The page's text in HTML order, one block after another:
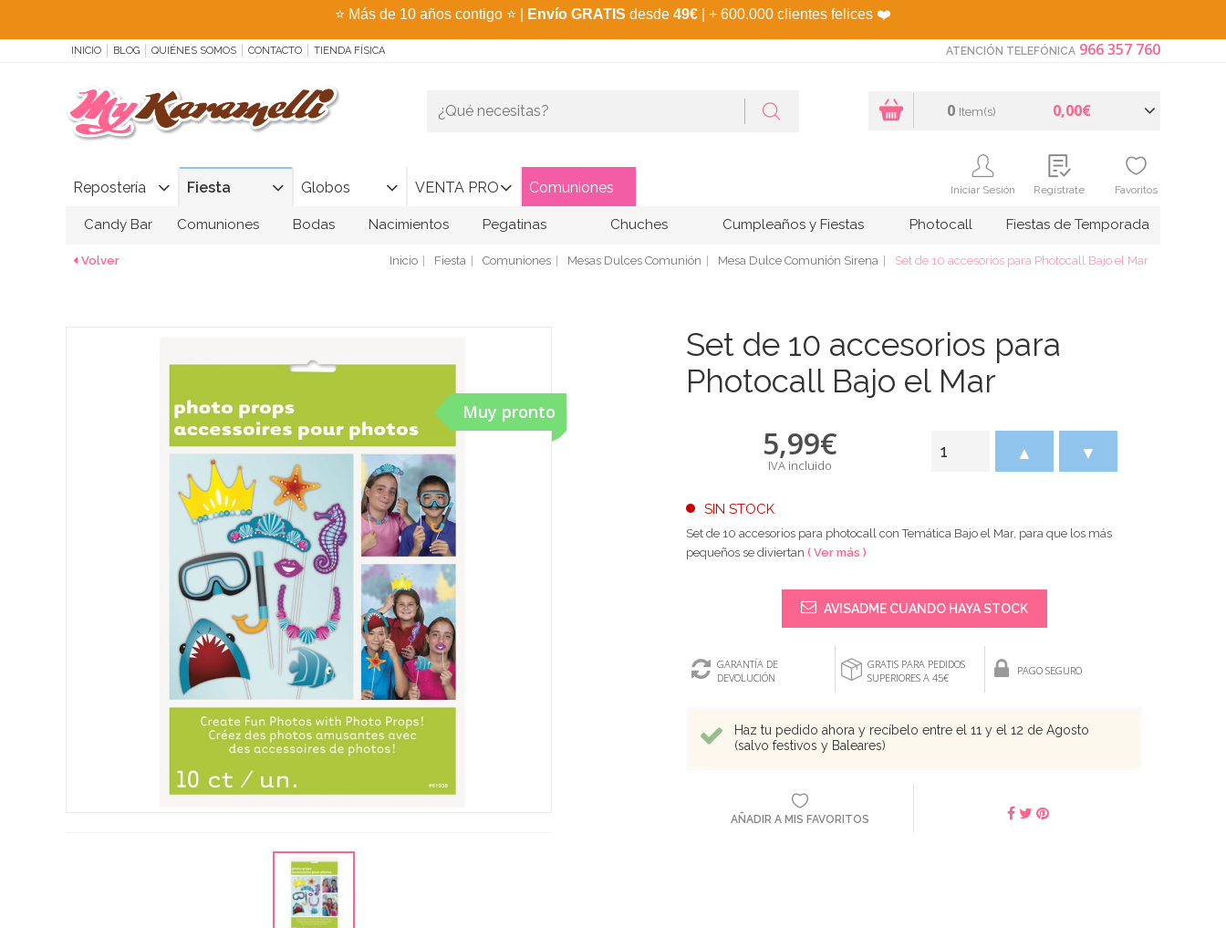
⭐ Más de 10 años contigo ⭐ Envío GRATIS desde 49€ | + 600.000 clientes felices ❤️
INICIO BLOG QUIÉNES SOMOS CONTACTO TIENDA FÍSICA ATENCIÓN TELEFÓNICA 966 357 760
Repostería Fiesta Globos VENTA PRO Comuniones
0 Item(s) 0,00€
Iniciar Sesión Regístrate Favoritos
Candy Bar Comuniones Bodas Nacimientos Pegatinas Chuches Cumpleaños y Fiestas Photocall Fiestas de Temporada
Volver Inicio Fiesta Comuniones Mesas Dulces Comunión Mesa Dulce Comunión Sirena Set de 10 accesorios para Photocall Bajo el Mar
Muy pronto
Set de 10 accesorios para
Photocall Bajo el Mar
5,99€
IVA incluido
SIN STOCK
▲ ▼
Set de 10 accesorios para photocall con Temática Bajo el Mar, para que los más
pequeños se diviertan ( Ver más )
AVISADME CUANDO HAYA STOCK
GARANTÍA DE
DEVOLUCIÓN
GRATIS PARA PEDIDOS
SUPERIORES A 45€
PAGO SEGURO
Haz tu pedido ahora y recíbelo entre el 11 y el 12 de Agosto
(salvo festivos y Baleares)
AÑADIR A MIS FAVORITOS